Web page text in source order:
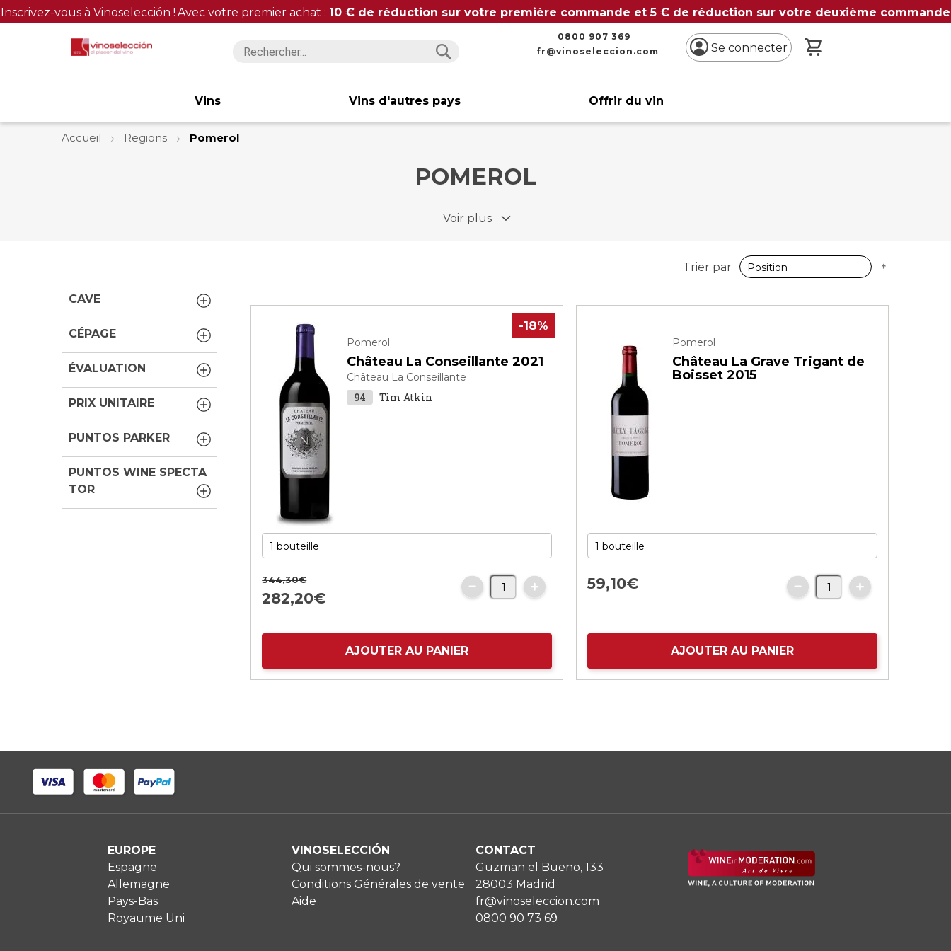
Inscrivez-vous à Vinoselección ! Avec votre premier achat : 10 € de réduction sur votre première commande et 5 € de réduction sur votre deuxième commande
0800 907 369
fr@vinoseleccion.com
Se connecter
Vins Vins d'autres pays Offrir du vin
Accueil Regions Pomerol
POMEROL
Voir plus
Trier par
Pomerol
Château La Conseillante 2021
Château La Conseillante
94 Tim Atkin
-18%
344,30€
282,20€
AJOUTER AU PANIER
Pomerol
Château La Grave Trigant de
Boisset 2015
59,10€
AJOUTER AU PANIER
CAVE
CÉPAGE
ÉVALUATION
PRIX UNITAIRE
PUNTOS PARKER
PUNTOS WINE SPECTA
TOR
EUROPE
Espagne
Allemagne
Pays-Bas
Royaume Uni
VINOSELECCIÓN
Qui sommes-nous?
Conditions Générales de vente
Aide
CONTACT
Guzman el Bueno, 133
28003 Madrid
fr@vinoseleccion.com
0800 90 73 69